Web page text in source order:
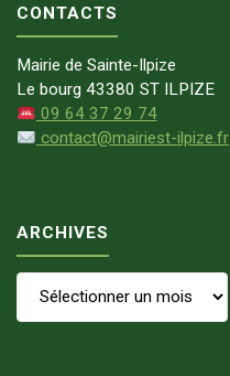
CONTACTS
Mairie de Sainte-Ilpize
Le bourg 43380 ST ILPIZE
09 64 37 29 74
contact@mairiest-ilpize.fr
ARCHIVES